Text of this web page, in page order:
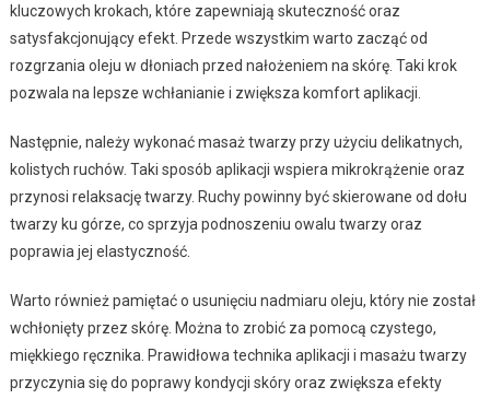
kluczowych krokach, które zapewniają skuteczność oraz
satysfakcjonujący efekt. Przede wszystkim warto zacząć od
rozgrzania oleju w dłoniach przed nałożeniem na skórę. Taki krok
pozwala na lepsze wchłanianie i zwiększa komfort aplikacji.
Następnie, należy wykonać masaż twarzy przy użyciu delikatnych,
kolistych ruchów. Taki sposób aplikacji wspiera mikrokrążenie oraz
przynosi relaksację twarzy. Ruchy powinny być skierowane od dołu
twarzy ku górze, co sprzyja podnoszeniu owalu twarzy oraz
poprawia jej elastyczność.
Warto również pamiętać o usunięciu nadmiaru oleju, który nie został
wchłonięty przez skórę. Można to zrobić za pomocą czystego,
miękkiego ręcznika. Prawidłowa technika aplikacji i masażu twarzy
przyczynia się do poprawy kondycji skóry oraz zwiększa efekty